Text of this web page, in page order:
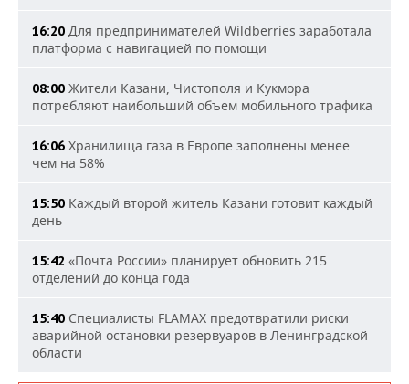
16:20 Для предпринимателей Wildberries заработала
платформа с навигацией по помощи
08:00 Жители Казани, Чистополя и Кукмора
потребляют наибольший объем мобильного трафика
16:06 Хранилища газа в Европе заполнены менее
чем на 58%
15:50 Каждый второй житель Казани готовит каждый
день
15:42 «Почта России» планирует обновить 215
отделений до конца года
15:40 Специалисты FLAMAX предотвратили риски
аварийной остановки резервуаров в Ленинградской
области